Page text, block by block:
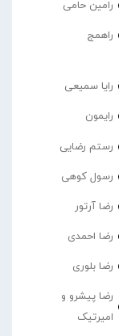
رامین حامی
راهمج
رایا سمیعی
رایمون
رستم رضایی
رسول کوهی
رضا آرتور
رضا احمدی
رضا بلوری
رضا پیشرو و
امیرتیک